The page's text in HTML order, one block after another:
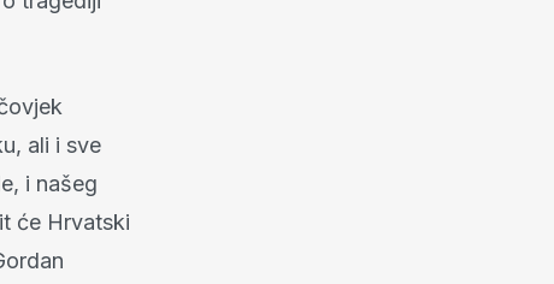
ali i sve
i našeg
će Hrvatski